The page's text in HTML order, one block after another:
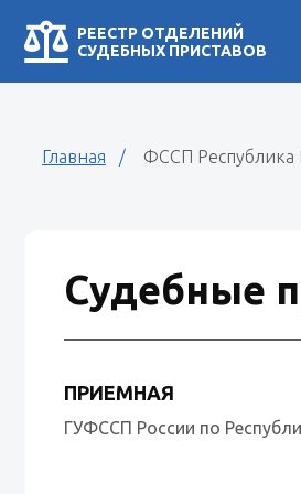
РЕЕСТР ОТДЕЛЕНИЙ
СУДЕБНЫХ ПРИСТАВОВ
Главная ФССП Республика
Судебные
ПРИЕМНАЯ
ГУФССП России по